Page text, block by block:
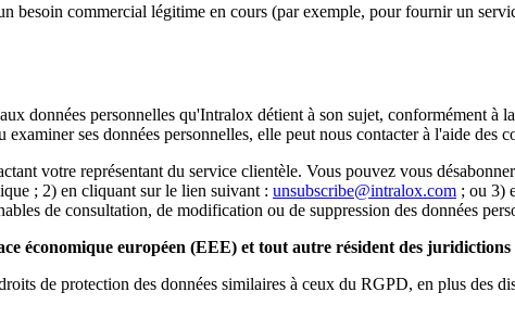
besoin commercial légitime en cours (par exemple, pour fournir un
données personnelles qu'Intralox détient à son sujet, conformément à
ses données personnelles, elle peut nous contacter à l'aide des
votre représentant du service clientèle. Vous pouvez vous
; 2) en cliquant sur le lien suivant : unsubscribe@intralox.com ; ou 3)
de consultation, de modification ou de suppression des données
économique européen (EEE) et tout autre résident des
de protection des données similaires à ceux du RGPD, en plus des